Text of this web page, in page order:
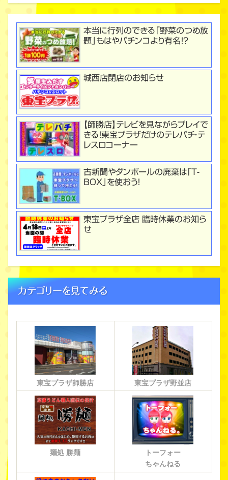
本当に行列のできる「野菜のつめ放
題」もはやパチンコより有名！？
城西店閉店のお知らせ
【師勝店】テレビを見ながらプレイで
きる！東宝プラザだけのテレパチ・テ
レスロコーナー
古新聞やダンボールの廃棄は「T-
BOX」を使おう！
東宝プラザ全店 臨時休業のお知ら
せ
カテゴリーを見てみる
東宝プラザ師勝店 東宝プラザ野並店
麺処 勝麺
トーフォー
ちゃんねる